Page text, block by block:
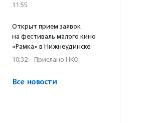
11:55
Открыт прием заявок
на фестиваль малого кино
«Рамка» в Нижнеудинске
10:32 · Прислано НКО
Все новости